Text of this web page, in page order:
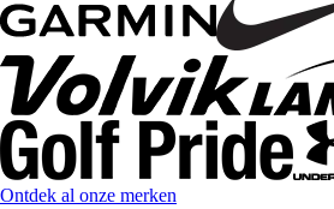
Ontdek al onze merken